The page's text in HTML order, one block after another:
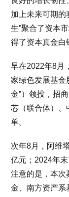
加上未来可期的
生”聚合了资本
得了资本真金白
早在2022年8月
家绿色发展基金
金”）领投，招
芯（联合体）、
单。
次年8月，阿维
亿元；2024年
注意的是，本次
金、南方资产系